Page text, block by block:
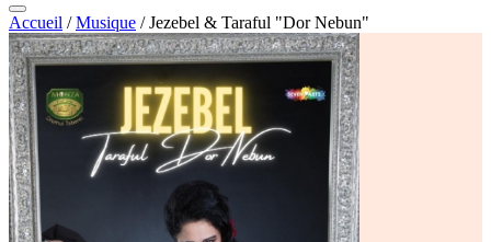
Accueil / Musique / Jezebel & Taraful "Dor Nebun"